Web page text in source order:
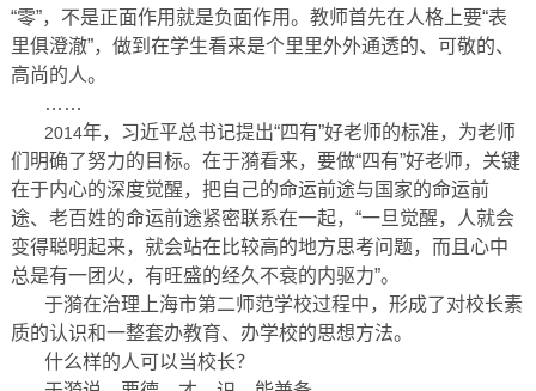
“零”，不是正面作用就是负面作用。教师首先在人格上要“表
里俱澄澈”，做到在学生看来是个里里外外通透的、可敬的、
高尚的人。
……
2014年，习近平总书记提出“四有”好老师的标准，为老师
们明确了努力的目标。在于漪看来，要做“四有”好老师，关键
在于内心的深度觉醒，把自己的命运前途与国家的命运前
途、老百姓的命运前途紧密联系在一起，“一旦觉醒，人就会
变得聪明起来，就会站在比较高的地方思考问题，而且心中
总是有一团火，有旺盛的经久不衰的内驱力”。
于漪在治理上海市第二师范学校过程中，形成了对校长素
质的认识和一整套办教育、办学校的思想方法。
什么样的人可以当校长？